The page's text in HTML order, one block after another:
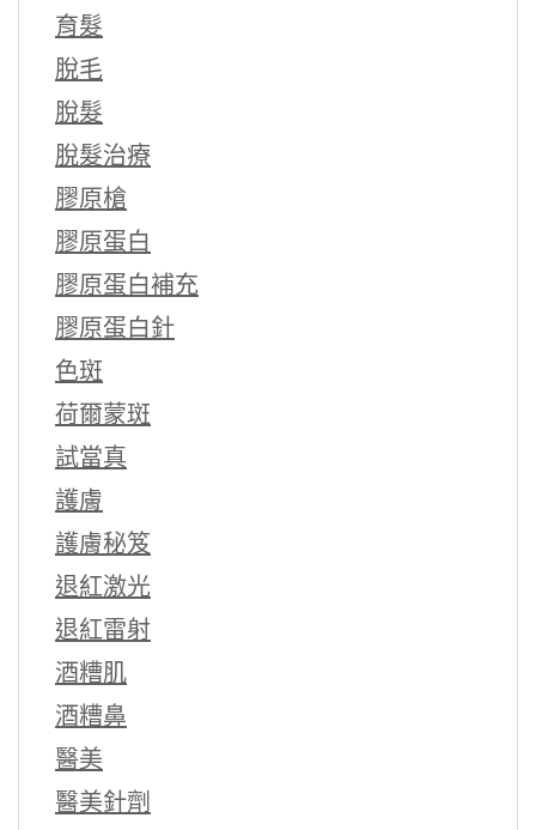
育髮
脫毛
脫髮
脫髮治療
膠原槍
膠原蛋白
膠原蛋白補充
膠原蛋白針
色斑
荷爾蒙斑
試當真
護膚
護膚秘笈
退紅激光
退紅雷射
酒糟肌
酒糟鼻
醫美
醫美針劑